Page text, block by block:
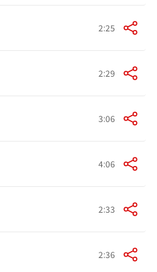
2:25
2:29
3:06
4:06
2:33
2:36